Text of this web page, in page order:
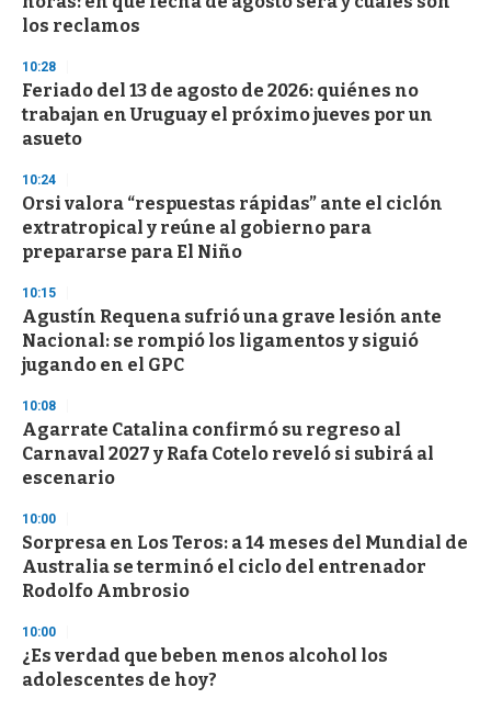
n
los reclamos
10:28
Feriado del 13 de agosto de 2026: quiénes no
trabajan en Uruguay el próximo jueves por un
asueto
10:24
Orsi valora “respuestas rápidas” ante el ciclón
extratropical y reúne al gobierno para
prepararse para El Niño
10:15
Agustín Requena sufrió una grave lesión ante
Nacional: se rompió los ligamentos y siguió
jugando en el GPC
10:08
Agarrate Catalina confirmó su regreso al
Carnaval 2027 y Rafa Cotelo reveló si subirá al
escenario
10:00
Sorpresa en Los Teros: a 14 meses del Mundial de
Australia se terminó el ciclo del entrenador
Rodolfo Ambrosio
10:00
¿Es verdad que beben menos alcohol los
adolescentes de hoy?